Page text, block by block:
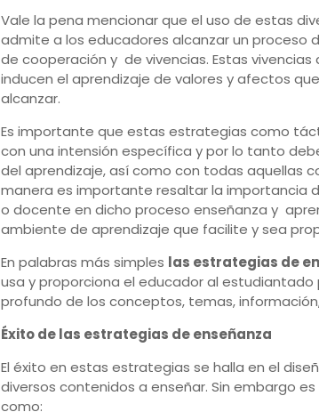
Vale la pena mencionar que el uso de estas
admite a los educadores alcanzar un proceso
de cooperación y de vivencias. Estas
inducen el aprendizaje de valores y afectos
alcanzar.
Es importante que estas estrategias como
con una intensión específica y por lo tanto
del aprendizaje, así como con todas aquellas
manera es importante resaltar la importancia
o docente en dicho proceso enseñanza y
ambiente de aprendizaje que facilite y sea
En palabras más simples las estrategias de
usa y proporciona el educador al
profundo de los conceptos, temas,
Éxito de las estrategias de enseñanza
El éxito en estas estrategias se halla en el
diversos contenidos a enseñar. Sin embargo
como: